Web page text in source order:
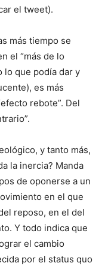
el tweet).
más tiempo se
el “más de lo
lo que podía dar y
es más
rebote”. Del
y tanto más,
la inercia? Manda
de oponerse a un
en el que
reposo, en el del
Y todo indica que
el cambio
por el status quo